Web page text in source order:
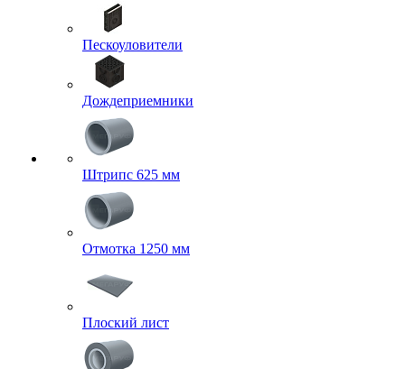
Пескоуловители
Дождеприемники
Штрипс 625 мм
Отмотка 1250 мм
Плоский лист